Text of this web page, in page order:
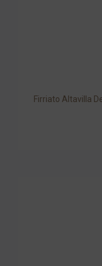
Firriato Altavilla